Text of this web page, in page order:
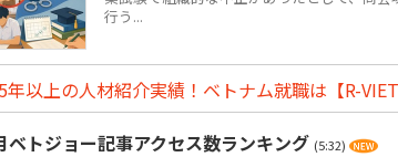
行う...
年以上の人材紹介実績！ベトナム就職は【R-
ベトジョー記事アクセス数ランキング (5:32)